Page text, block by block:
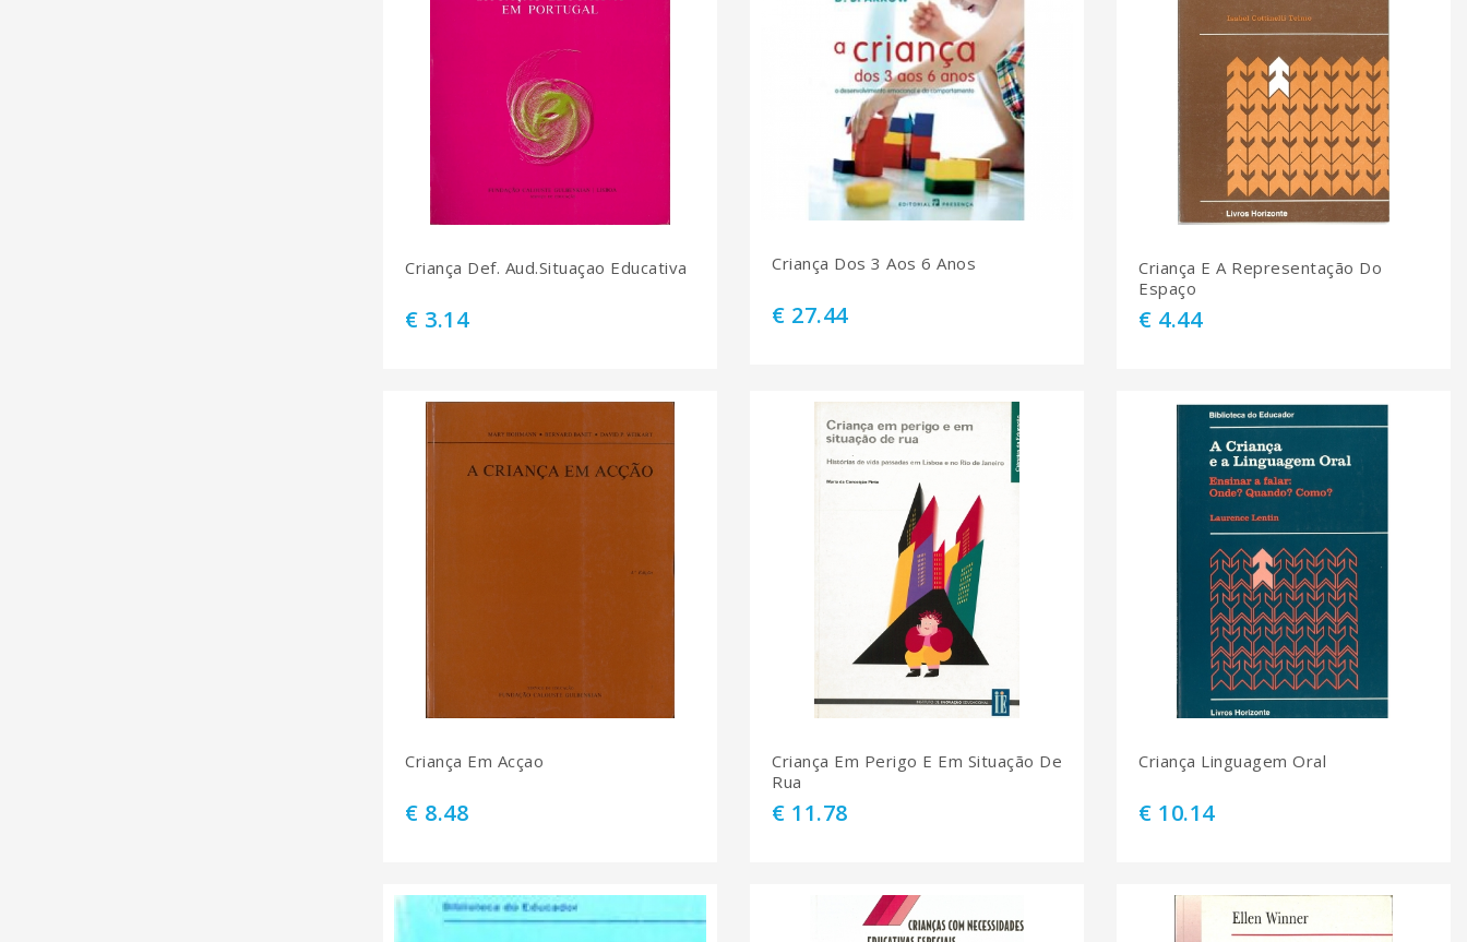
Criança Def. Aud.Situaçao Educativa
€ 3.14
Criança Dos 3 Aos 6 Anos
€ 27.44
Criança E A Representação Do
Espaço
€ 4.44
Criança Em Acçao
€ 8.48
Criança Em Perigo E Em Situação De
Rua
€ 11.78
Criança Linguagem Oral
€ 10.14